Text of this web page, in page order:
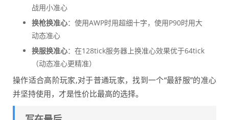
战用小准心
换枪换准心：使用AWP时用超细十字，使用P90时用大
动态准心
换服换准心：在128tick服务器上换准心效果优于64tick
（动态准心更精准）
操作适合高阶玩家,对于普通玩家，找到一个“最舒服”的准心
并坚持使用，才是性价比最高的选择。